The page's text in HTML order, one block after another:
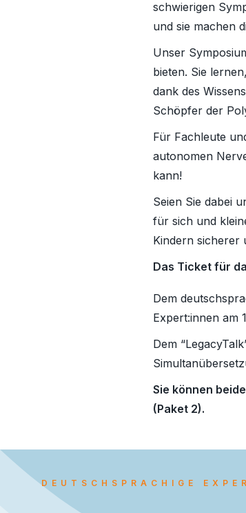
schwierigen
und sie machen
Unser
bieten. Sie
dank des
Schöpfer der
Für Fachleute
autonomen
kann!
Seien Sie dabei
für sich und
Kindern sicherer
Das Ticket für
Dem
Expert:innen am
Dem
Sie können
(Paket 2).
DEUTSCHSPRACHIGE